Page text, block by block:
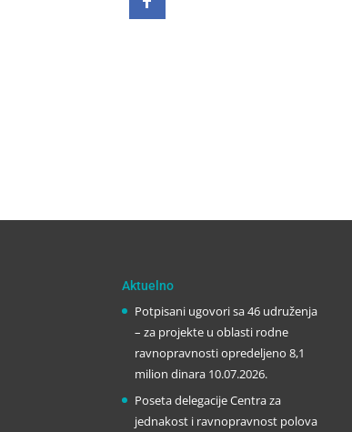
Aktuelno
Potpisani ugovori sa 46 udruženja
– za projekte u oblasti rodne
ravnopravnosti opredeljeno 8,1
milion dinara 10.07.2026.
Poseta delegacije Centra za
jednakost i ravnopravnost polova